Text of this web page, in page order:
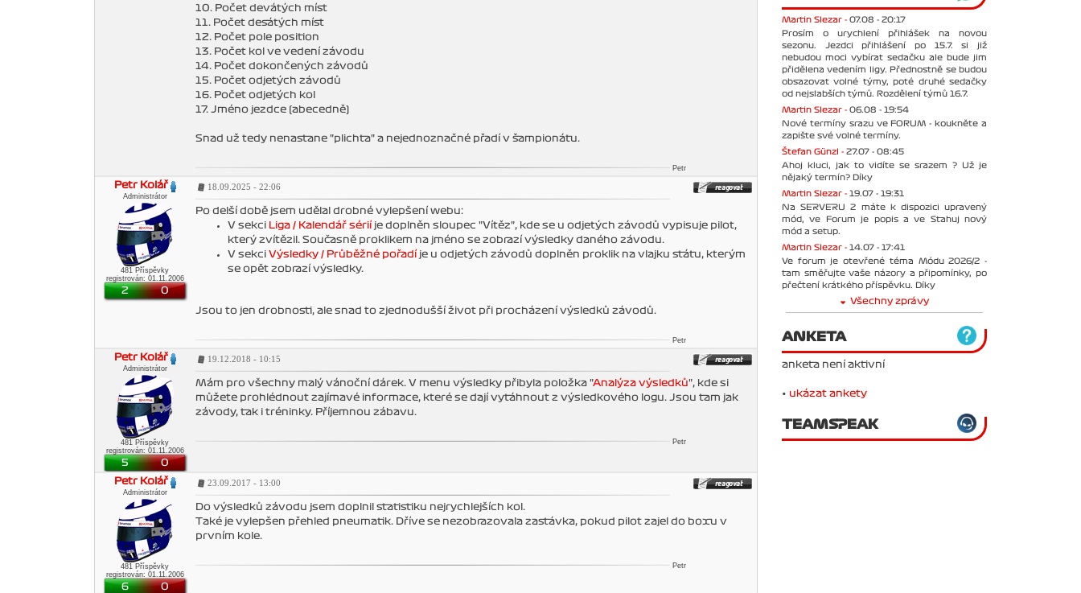
10. Počet devátých míst
11. Počet desátých míst
12. Počet pole position
13. Počet kol ve vedení závodu
14. Počet dokončených závodů
15. Počet odjetých závodů
16. Počet odjetých kol
17. Jméno jezdce (abecedně)
Snad už tedy nenastane "plichta" a nejednoznačné přadí v šampionátu.
Petr
Petr Kolář
Administrátor
481 Příspěvky
registrován: 01.11.2006
2 0
18.09.2025 - 22:06
Po delší době jsem udělal drobné vylepšení webu:
V sekci Liga / Kalendář sérií je doplněn sloupec "Vítěz", kde se u odjetých závodů vypisuje pilot,
který zvítězil. Současně proklikem na jméno se zobrazí výsledky daného závodu.
V sekci Výsledky / Průběžné pořadí je u odjetých závodů doplněn proklik na vlajku státu, kterým
se opět zobrazí výsledky.
Jsou to jen drobnosti, ale snad to zjednodušší život při procházení výsledků závodů.
Petr
Petr Kolář
Administrátor
481 Příspěvky
registrován: 01.11.2006
5 0
19.12.2018 - 10:15
Mám pro všechny malý vánoční dárek. V menu výsledky přibyla položka "Analýza výsledků", kde si
můžete prohlédnout zajímavé informace, které se dají vytáhnout z výsledkového logu. Jsou tam jak
závody, tak i tréninky. Příjemnou zábavu.
Petr
Petr Kolář
Administrátor
481 Příspěvky
registrován: 01.11.2006
6 0
23.09.2017 - 13:00
Do výsledků závodu jsem doplnil statistiku nejrychlejších kol.
Také je vylepšen přehled pneumatik. Dříve se nezobrazovala zastávka, pokud pilot zajel do boxu v
prvním kole.
Petr
Martin Slezar - 07.08 - 20:17
Prosím o urychlení přihlášek na novou
sezonu. Jezdci přihlášení po 15.7. si již
nebudou moci vybírat sedačku ale bude jim
přidělena vedením ligy. Přednostně se budou
obsazovat volné týmy, poté druhé sedačky
od nejslabších týmů. Rozdělení týmů 16.7.
Martin Slezar - 06.08 - 19:54
Nové termíny srazu ve FORUM - koukněte a
zapište své volné termíny.
Štefan Günzl - 27.07 - 08:45
Ahoj kluci, jak to vidíte se srazem ? Už je
nějaký termín? Díky
Martin Slezar - 19.07 - 19:31
Na SERVERU 2 máte k dispozici upravený
mód, ve Forum je popis a ve Stahuj nový
mód a setup.
Martin Slezar - 14.07 - 17:41
Ve forum je otevřené téma Módu 2026/2 -
tam směřujte vaše názory a připomínky, po
přečtení krátkého příspěvku. Díky
Všechny zprávy
ANKETA
anketa není aktivní
• ukázat ankety
TEAMSPEAK